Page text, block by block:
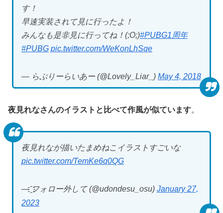
す！
早速実装されて見に行ったよ！
みんなも是非見に行ってね！(;O;)#PUBG1周年
#PUBG pic.twitter.com/WeKonLhSqe
— らぶりーらいあー (@Lovely_Liar_) May 4, 2018
夜見れなさんのイラストと比べて作風が似ています。
夜見れなが描いたまめねこイラストすごいな
pic.twitter.com/TemKe6q0QG
— ҈フォロー外して (@udondesu_osu) January 27,
2023